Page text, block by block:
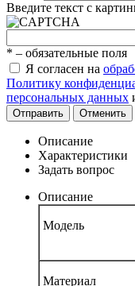
Введите текст с
* – обязательные поля
Я согласен на
Политику
персональных данных
Отправить Отменить
Описание
Характеристики
Задать вопрос
Описание
Модель
Материал